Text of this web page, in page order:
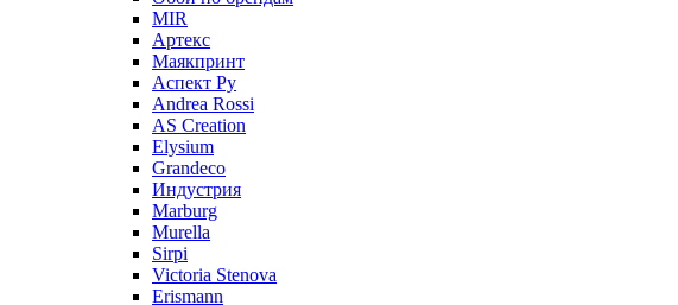
MIR
Артекс
Маякпринт
Аспект Ру
Andrea Rossi
AS Creation
Elysium
Grandeco
Индустрия
Marburg
Murella
Sirpi
Victoria Stenova
Erismann